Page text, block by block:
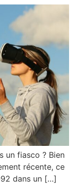
un fiasco ? Bien
récente, ce
dans un […]